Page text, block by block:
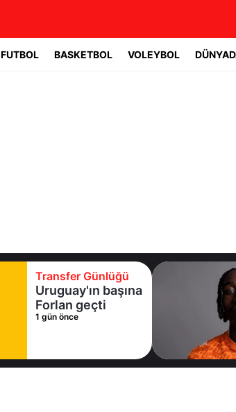
FUTBOL BASKETBOL VOLEYBOL
Transfer Günlüğü
Uruguay'ın başına
Forlan geçti
1 gün önce